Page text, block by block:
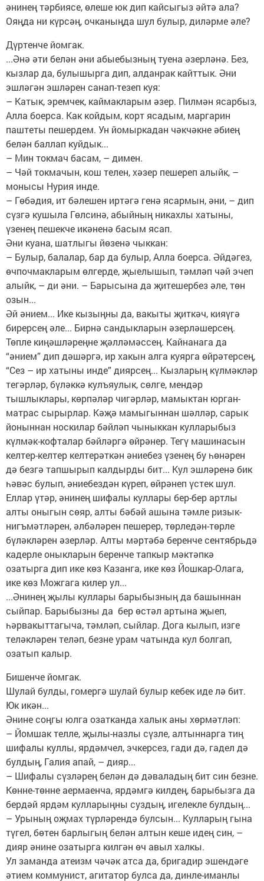
әнинең тәрбиясе, өлеше юк дип кайсыгыз әйтә ала?
Ояңда ни күрсәң, очканыңда шул булыр, диләрме әле?
Дүртенче йомгак.
...Әнә әти белән әни абыебызның туе­на әзерләнә. Без,
кызлар да, булышырга дип, алданрак кайттык. Әни
эшләгән эшләрен санап-тезеп куя:
– Катык, эремчек, каймакларым әзер. Пилмән ясарбыз,
Алла боерса. Как койдым, корт ясадым, маргарин
паштеты пешердем. Ун йомыркадан чәкчәкне әбиең
белән баллап куйдык...
– Мин токмач басам, – димен.
– Чәй токмачын, кош телен, хәзер пешереп алыйк, –
монысы Нурия инде.
– Гөбәдия, ит бәлешен иртәгә генә ясармын, әни, – дип
сүзгә кушыла Гөлсинә, абыйның никахлы хатыны,
үзенең пешекче икәненә басым ясап.
Әни куана, шатлыгы йөзенә чыккан:
– Булыр, балалар, бар да булыр, Алла боерса. Әйдәгез,
өчпочмакларым өлгерде, җыелышып, тәмләп чәй эчеп
алыйк, – ди әни. – Барысына да җитешербез әле, төн
озын...
Әй әнием... Ике кызыңны да, вакыты җиткәч, кияүгә
бирерсең әле... Бирнә сандыкларын әзерләшерсең.
Төпле киңәшләреңне җәлләмәссең. Кайнанага да
“әнием” дип дәшәргә, ир хакын алга куярга өйрәтерсең,
“Сез – ир хатыны инде” диярсең... Кызларың күлмәкләр
тегәрләр, бүләккә кулъяулык, сөлге, мендәр
тышлыклары, көрпәләр чигәрләр, мамыктан юрган-
матрас сырырлар. Кәҗә мамыгыннан шәлләр, сарык
йоныннан носкилар бәйләп чыныккан кулларыбыз
күлмәк-кофталар бәйләргә өйрәнер. Тегү машинасын
келтер-келтер келтерәткән әниебез үзенең бу һөнәрен
дә безгә тапшырып калдырды бит... Кул эшләренә бик
һәвәс булып, әниебездән күреп, өйрәнеп үстек шул.
Еллар үтәр, әнинең шифалы куллары бер-бер артлы
алты оныгын сөяр, алты бәбәй ашына тәмле ризык-
нигъ­мәтләрен, әлбәләрен пешерер, төрледән-төрле
бүләкләрен әзерләр. Алты мәртәбә беренче сентябрьдә
кадерле оныкларын беренче тапкыр мәктәпкә
озатырга дип ике көз Казанга, ике көз Йошкар-Олага,
ике көз Можгага килер ул...
...Әнинең җылы куллары барыбызның да башыннан
сыйпар. Барыбызны да бер өстәл артына җыеп,
һәрвакыттагыча, тәмләп, сыйлар. Дога кылып, изге
теләкләрен теләп, безне урам чатында кул болгап,
озатып калыр.
Бишенче йомгак.
Шулай булды, гомергә шулай булыр кебек иде лә бит.
Юк икән...
Әнине соңгы юлга озатканда халык аны хөрмәтләп:
– Йомшак телле, җылы-назлы сүзле, алтыннарга тиң
шифалы куллы, ярдәмчел, эчкерсез, гади дә, гадел дә
булдың, Галия апай, – дияр...
– Шифалы сүзләрең белән дә дәваладың бит син безне.
Көнне-төнне аермаенча, ярдәмгә килдең, барыбызга да
бердәй ярдәм кулларыңны суздың, игелекле булдың...
– Урының оҗмах түрләрендә булсын... Кулларың гына
түгел, бөтен барлыгың белән алтын кеше идең син, –
дияр әнине озатырга килгән өч авыл халкы.
Ул заманда атеизм чәчәк атса да, бригадир эшендәге
әтием коммунист, агитатор булса да, динле-иманлы